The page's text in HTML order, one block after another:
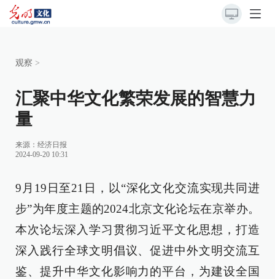
观察 >
汇聚中华文化繁荣发展的智慧力
量
来源： 经济日报
2024-09-20 10:31
9月19日至21日，以“深化文化交流实现共同进
步”为年度主题的2024北京文化论坛在京举办。
本次论坛深入学习贯彻习近平文化思想，打造
深入践行全球文明倡议、促进中外文明交流互
鉴、提升中华文化影响力的平台，为建设全国